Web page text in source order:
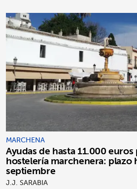
MARCHENA
Ayudas de hasta 11.000
hostelería marchenera: plazo
septiembre
J.J. SARABIA